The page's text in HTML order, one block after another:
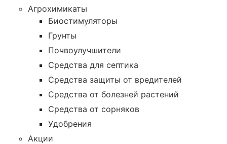
Агрохимикаты
Биостимуляторы
Грунты
Почвоулучшители
Средства для септика
Средства защиты от вредителей
Средства от болезней растений
Средства от сорняков
Удобрения
Акции